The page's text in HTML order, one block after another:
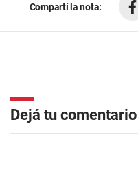
Compartí la nota:
Dejá tu comentario